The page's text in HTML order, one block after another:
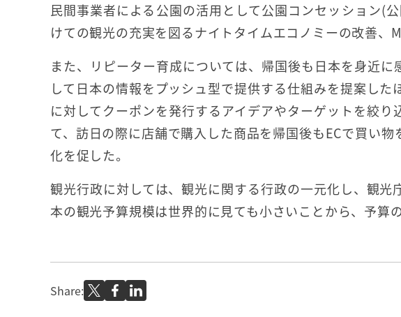
民間事業者による公園の活用として公園コンセッション(
けての観光の充実を図るナイトタイムエコノミーの改善、
また、リピーター育成については、帰国後も日本を身近
して日本の情報をプッシュ型で提供する仕組みを提案し
に対してクーポンを発行するアイデアやターゲットを絞
て、訪日の際に店舗で購入した商品を帰国後もECで買い
化を促した。
観光行政に対しては、観光に関する行政の一元化し、観
本の観光予算規模は世界的に見ても小さいことから、予算
Share: